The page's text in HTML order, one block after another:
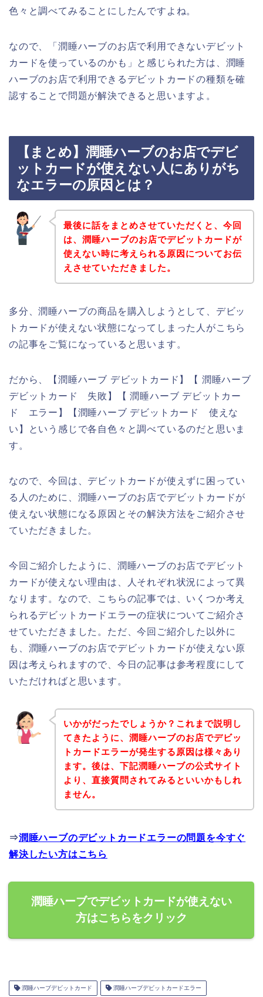
色々と調べてみることにしたんですよね。
なので、「潤睡ハーブのお店で利用できないデビット
カードを使っているのかも」と感じられた方は、潤睡
ハーブのお店で利用できるデビットカードの種類を確
認することで問題が解決できると思いますよ。
【まとめ】潤睡ハーブのお店でデビ
ットカードが使えない人にありがち
なエラーの原因とは？
最後に話をまとめさせていただくと、今回
は、潤睡ハーブのお店でデビットカードが
使えない時に考えられる原因についてお伝
えさせていただきました。
多分、潤睡ハーブの商品を購入しようとして、デビッ
トカードが使えない状態になってしまった人がこちら
の記事をご覧になっていると思います。
だから、【潤睡ハーブ デビットカード】【 潤睡ハーブ
デビットカード 失敗】【 潤睡ハーブ デビットカー
ド エラー】【潤睡ハーブ デビットカード 使えな
い】という感じで各自色々と調べているのだと思いま
す。
なので、今回は、デビットカードが使えずに困ってい
る人のために、潤睡ハーブのお店でデビットカードが
使えない状態になる原因とその解決方法をご紹介させ
ていただきました。
今回ご紹介したように、潤睡ハーブのお店でデビット
カードが使えない理由は、人それぞれ状況によって異
なります。なので、こちらの記事では、いくつか考え
られるデビットカードエラーの症状についてご紹介さ
せていただきました。ただ、今回ご紹介した以外に
も、潤睡ハーブのお店でデビットカードが使えない原
因は考えられますので、今日の記事は参考程度にして
いただければと思います。
いかがだったでしょうか？これまで説明し
てきたように、潤睡ハーブのお店でデビッ
トカードエラーが発生する原因は様々あり
ます。後は、下記潤睡ハーブの公式サイト
より、直接質問されてみるといいかもしれ
ません。
⇒潤睡ハーブのデビットカードエラーの問題を今すぐ
解決したい方はこちら
潤睡ハーブでデビットカードが使えない
方はこちらをクリック
潤睡ハーブデビットカード 潤睡ハーブデビットカードエラー